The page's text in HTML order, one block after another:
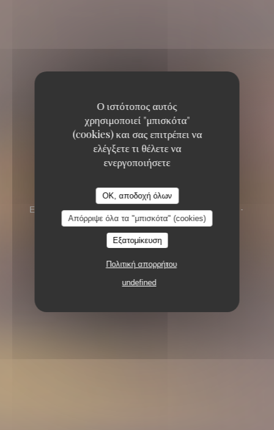
Ο ιστότοπος αυτός
χρησιμοποιεί "μπισκότα"
(cookies) και σας επιτρέπει να
ελέγξετε τι θέλετε να
ενεργοποιήσετε
OK, αποδοχή όλων
Απόρριψε όλα τα "μπισκότα" (cookies)
Εξατομίκευση
Πολιτική απορρήτου
undefined
La Mamounia
ΕΣΤΙΑΤΌΡΙΟ
20, RUE DU BÂT D'ARGENT -
ANGLE 2 RUE DE LA BOURSE 69001 LYON
La Mamounia